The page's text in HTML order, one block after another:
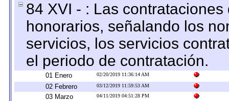
84 XVI - : Las
honorarios, señalando los
servicios, los servicios
el periodo de contratación.
01 Enero 02/20/2019 11:36:14 AM
02 Febrero 03/12/2019 11:59:53 AM
03 Marzo 04/11/2019 04:51:28 PM